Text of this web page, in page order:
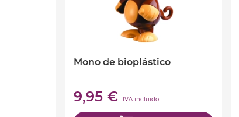
Mono de bioplástico
9,95 € IVA incluido